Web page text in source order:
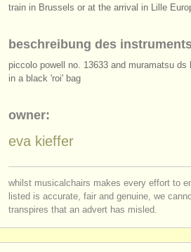
musikhochschulen
jugendorchester
musicalchairs:
kontakt
nachrichten in der
verlage:
anzeige veröffentlichen
train in Brussels or at the arrival in Lille
beschreibung des
piccolo powell no. 13633 and muramatsu
in a black 'roi' bag
owner:
eva kieffer
whilst musicalchairs makes every effort to
listed is accurate, fair and genuine, we
transpires that an advert has misled.